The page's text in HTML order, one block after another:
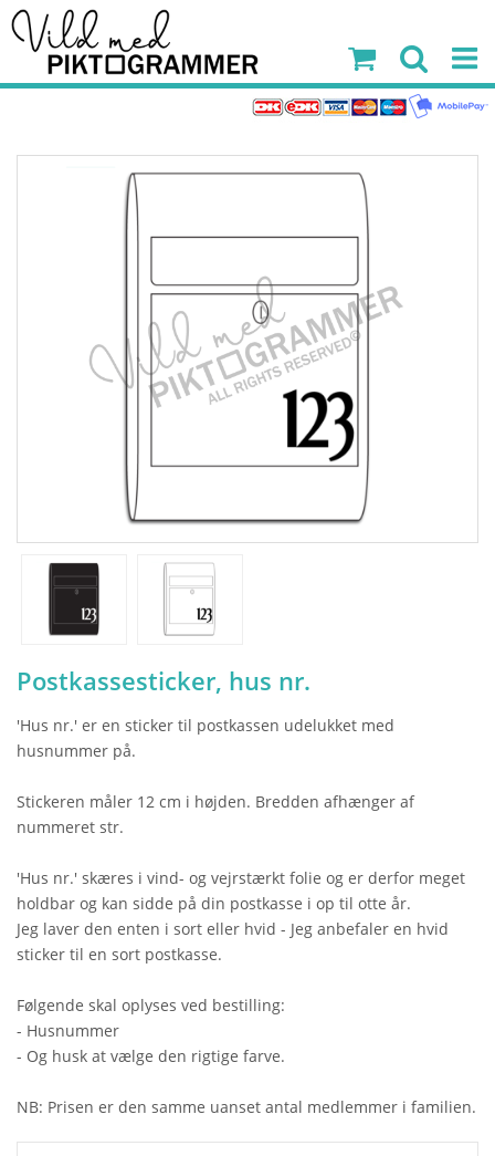
Postkassesticker, hus nr.
'Hus nr.' er en sticker til postkassen udelukket med
husnummer på.
Stickeren måler 12 cm i højden. Bredden afhænger af
nummeret str.
'Hus nr.' skæres i vind- og vejrstærkt folie og er derfor meget
holdbar og kan sidde på din postkasse i op til otte år.
Jeg laver den enten i sort eller hvid - Jeg anbefaler en hvid
sticker til en sort postkasse.
Følgende skal oplyses ved bestilling:
- Husnummer
- Og husk at vælge den rigtige farve.
NB: Prisen er den samme uanset antal medlemmer i familien.